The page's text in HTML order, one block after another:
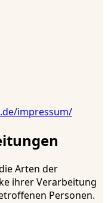
impressum/
Arten der
ihrer Verarbeitung
Personen.